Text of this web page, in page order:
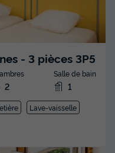
- 3 pièces 3P5
2
Salle de bain
1
Lave-vaisselle